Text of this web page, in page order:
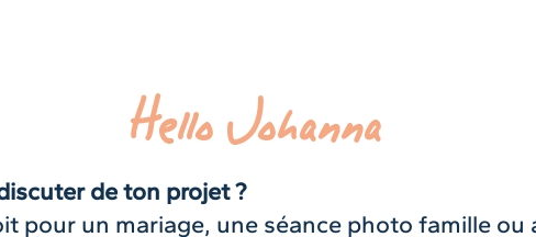
Hello Johanna
de ton projet ?
pour un mariage, une séance photo famille ou